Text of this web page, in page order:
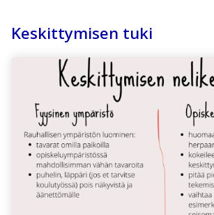
Keskittymisen tuki